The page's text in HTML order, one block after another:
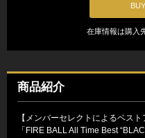
在庫情報は購入
商品紹介
【メンバーセレクトによるベスト
「FIRE BALL All Time Best